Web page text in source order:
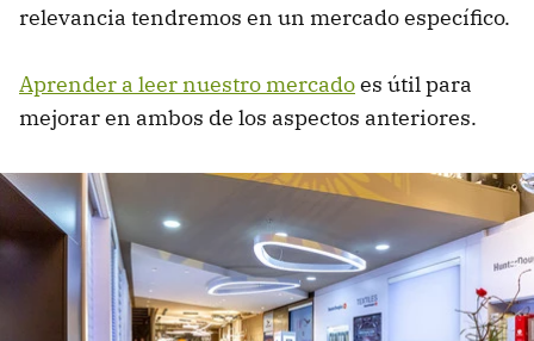
relevancia tendremos en un mercado específico.
Aprender a leer nuestro mercadoes útil para
mejorar en ambos de los aspectos anteriores.